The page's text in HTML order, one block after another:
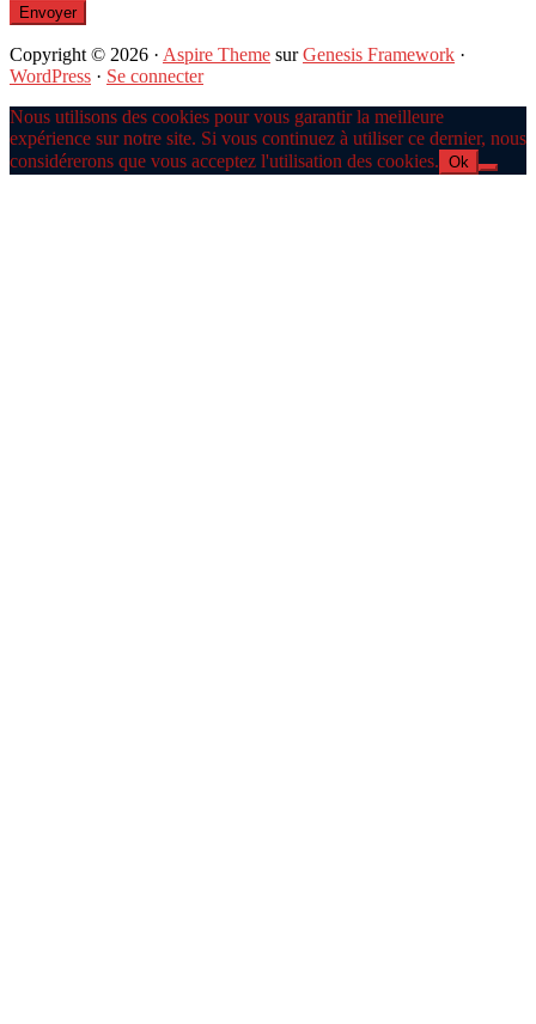
Copyright © 2026 · Aspire Theme surGenesis Framework ·
WordPress · Se connecter
Nous utilisons des cookies pour vous garantir la meilleure
expérience sur notre site. Si vous continuez à utiliser ce dernier, nous
considérerons que vous acceptez l'utilisation des cookies. Ok